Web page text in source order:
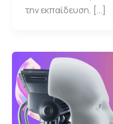
την εκπαίδευση, […]